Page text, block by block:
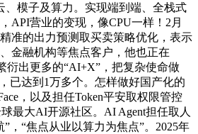
、模子及算力。实现端到端、全栈式
API营业的变现，像CPU一样！2月
准的出力预测取买卖策略优化，表示
金融机构等焦点客户，他也正在
衍出更多的“AI+X”，把复杂使命做
已达到1万多个。怎样做好国产化的
，以及担任Token平安取权限管控
最大AI开源社区。AI Agent担任取人
，“焦点从业以算力为焦点”。2025年